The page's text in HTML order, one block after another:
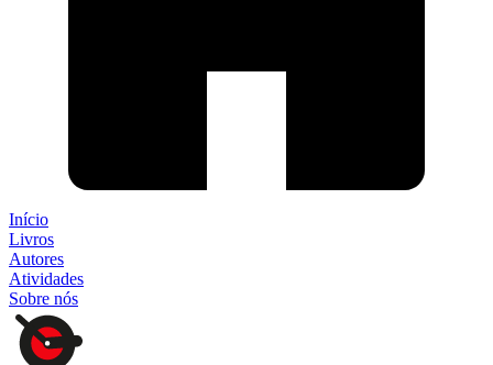
Início
Livros
Autores
Atividades
Sobre nós